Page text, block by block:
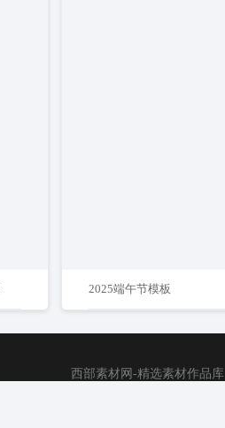
2025端午节模板
西部素材网-精选素材作品库